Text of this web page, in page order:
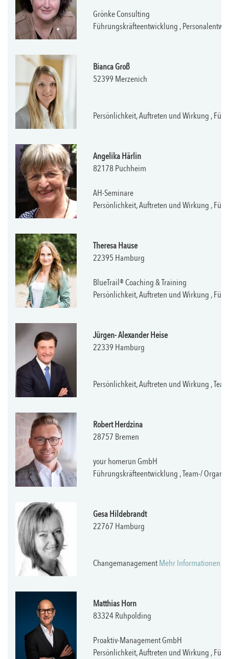
Grönke Consulting
Führungskräfteentwicklung ,
Bianca Groß
52399 Merzenich
Persönlichkeit, Auftreten und Wirkung ,
Angelika Härlin
82178 Puchheim
AH-Seminare
Persönlichkeit, Auftreten und Wirkung ,
Theresa Hause
22395 Hamburg
BlueTrail® Coaching & Training
Persönlichkeit, Auftreten und Wirkung ,
Jürgen- Alexander Heise
22339 Hamburg
Persönlichkeit, Auftreten und Wirkung ,
Robert Herdzina
28757 Bremen
your homerun GmbH
Führungskräfteentwicklung , Team-/
Gesa Hildebrandt
22767 Hamburg
ChangemanagementMehr Informationen
Matthias Horn
83324 Ruhpolding
Proaktiv-Management GmbH
Persönlichkeit, Auftreten und Wirkung ,